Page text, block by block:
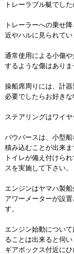
トレーラブル艇でし
トレーラーへの乗せ
近やハルに見られてい
通常使用による小傷
するような傷はありま
操船席周りには、計
必要でしたらお好きな
ステアリングはワイヤ
バウバースは、小型
積み込むことが出来ま
トイレが備え付けら
スを実施して下さい。
エンジンはヤマハ製
アワーメーターが設
す。
エンジン始動につい
ることは出来ると伺い
ギアボックス付近にひ